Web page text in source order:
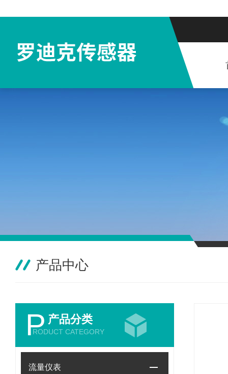
产品中心
P 产品分类
RODUCT CATEGORY
流量仪表